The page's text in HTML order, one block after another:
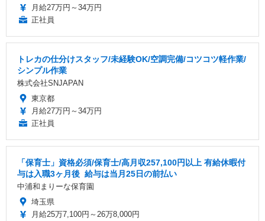
月給27万円～34万円
正社員
トレカの仕分けスタッフ/未経験OK/空調完備/コツコツ軽作業/
シンプル作業
株式会社SNJAPAN
東京都
月給27万円～34万円
正社員
「保育士」資格必須/保育士/️高月収257,100円以上 ️有給休暇付
与は入職3ヶ月後 ️ 給与は当月25日の前払い
中浦和まりーな保育園
埼玉県
月給25万7,100円～26万8,000円